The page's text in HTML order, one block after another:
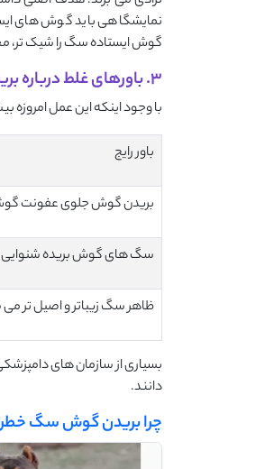
نمایشگاهی باید گوش های
گوش ایستاده سگ را شیک تر،
۳. باورهای غلط درباره بریدن گوش سگ
با وجود اینکه این عمل امروزه
باور رایج
بریدن گوش جلوی عفونت
سگ های گوش بریده شنوایی
ظاهر سگ زیباتر و اصیل تر
دانند.
چرا بریدن گوش سگ